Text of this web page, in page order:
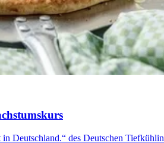
Deutschland.“ des Deutschen